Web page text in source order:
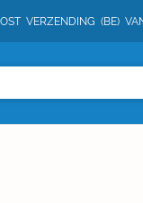
VERZENDING (BE)